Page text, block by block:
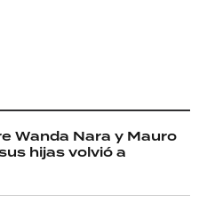
Wanda Nara y Mauro
hijas volvió a